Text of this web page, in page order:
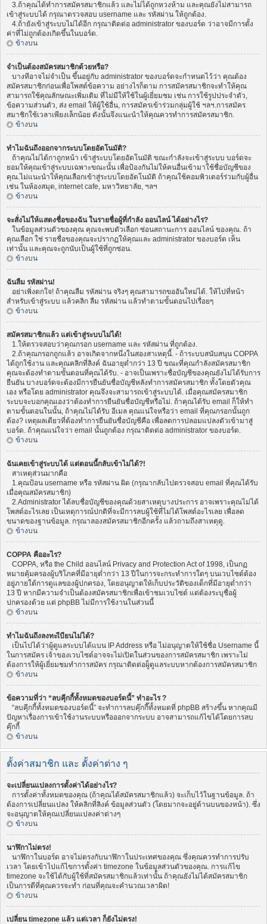
3.ถ้าคุณได้ทำการสมัครสมาชิกแล้ว และไม่ได้ถูกหวงห้าม และคุณยังไม่สามารถ
เข้าสู่ระบบได้ กรุณาตรวจสอบ username และ รหัสผ่าน ให้ถูกต้อง.
4.ถ้ายังเข้าสู่ระบบไม่ได้อีก กรุณาติดต่อ administrator ของบอร์ด ว่าอาจมีการตั้ง
ค่าที่ไม่ถูกต้องเกิดขึ้นในบอร์ด.
ข้างบน
จำเป็นต้องสมัครสมาชิกด้วยหรือ?
บางทีอาจไม่จำเป็น ขึ้นอยู่กับ administrator ของบอร์ดจะกำหนดไว้ว่า คุณต้อง
สมัครสมาชิกก่อนเพื่อโพสต์ข้อความ อย่างไรก็ตาม การสมัครสมาชิกจะทำให้คุณ
สามารถใช้คุณลักษณะเพิ่มเติม ที่ไม่มีให้ใช้ในผู้เยี่ยมชม เช่น การใช้รูปประจำตัว,
ข้อความส่วนตัว, ส่ง email ให้ผู้ใช้อื่น, การสมัครเข้าร่วมกลุ่มผู้ใช้ ฯลฯ.การสมัคร
สมาชิกใช้เวลาเพียงเล็กน้อย ดังนั้นจึงแนะนำให้คุณควรทำการสมัครสมาชิก.
ข้างบน
ทำไมฉันถึงออกจากระบบโดยอัตโนมัติ?
ถ้าคุณไม่ได้กาถูกหน้า เข้าสู่ระบบโดยอัตโนมัติ ขณะกำลังจะเข้าสู่ระบบ บอร์ดจะ
ยอมให้คุณเข้าสู่ระบบเฉพาะขณะนั้น เพื่อป้องกันไม่ให้คนอื่นเข้ามาใช้ชื่อบัญชีของ
คุณ.ไม่แนะนำให้คุณเลือกเข้าสู่ระบบโดยอัตโนมัติ ถ้าคุณใช้คอมพิวเตอร์ร่วมกับผู้อื่น
เช่น ในห้องสมุด, internet cafe, มหาวิทยาลัย, ฯลฯ
ข้างบน
จะสั่งไม่ให้แสดงชื่อของฉัน ในรายชื่อผู้ที่กำลัง ออนไลน์ ได้อย่างไร?
ในข้อมูลส่วนตัวของคุณ คุณจะพบตัวเลือก ซ่อนสถานะการ ออนไลน์ ของคุณ. ถ้า
คุณเลือก ใช่ รายชื่อของคุณจะปรากฏให้คุณและ administrator ของบอร์ด เห็น
เท่านั้น และคุณจะถูกนับเป็นผู้ใช้ที่ถูกซ่อน.
ข้างบน
ฉันลืม รหัสผ่าน!
อย่าเพิ่งตกใจ! ถ้าคุณลืม รหัสผ่าน จริงๆ คุณสามารถขออันใหม่ได้. ให้ไปที่หน้า
สำหรับเข้าสู่ระบบ แล้วคลิก ลืม รหัสผ่าน แล้วทำตามขั้นตอนไปเรื่อยๆ
ข้างบน
สมัครสมาชิกแล้ว แต่เข้าสู่ระบบไม่ได้!
1.ให้ตรวจสอบว่าคุณกรอก username และ รหัสผ่าน ที่ถูกต้อง.
2.ถ้าคุณกรอกถูกแล้ว อาจเกิดจากหนึ่งในสองสาเหตุนี้. - ถ้าระบบสนับสนุน COPPA
ได้ถูกใช้งาน และคุณคลิกที่ลิงค์ ฉันอายุต่ำกว่า 13 ปี ขณะที่คุณกำลังสมัครสมาชิก
คุณจะต้องทำตามขั้นตอนที่คุณได้รับ. - อาจเป็นเพราะชื่อบัญชีของคุณยังไม่ได้รับการ
ยืนยัน บางบอร์ดจะต้องมีการยืนยันชื่อบัญชีหลังทำการสมัครสมาชิก ทั้งโดยตัวคุณ
เอง หรือโดย administrator คุณจึงจะสามารถเข้าสู่ระบบได้. เมื่อคุณสมัครสมาชิก
ระบบจะบอกคุณเองว่าต้องทำการยืนยันชื่อบัญชีหรือไม่. ถ้าคุณได้รับ email ก็ให้ทำ
ตามขั้นตอนในนั้น, ถ้าคุณไม่ได้รับ อีเมล คุณแน่ใจหรือว่า email ที่คุณกรอกนั้นถูก
ต้อง? เหตุผลเดียวที่ต้องทำการยืนยันชื่อบัญชีคือ เพื่อลดการปลอมแปลงตัวเข้ามาสู่
บอร์ด. ถ้าคุณแน่ใจว่า email นั้นถูกต้อง กรุณาติดต่อ administrator ของบอร์ด.
ข้างบน
ฉันเคยเข้าสู่ระบบได้ แต่ตอนนี้กลับเข้าไม่ได้?!
สาเหตุส่วนมากคือ
1.คุณป้อน username หรือ รหัสผ่าน ผิด (กรุณากลับไปตรวจสอบ email ที่คุณได้รับ
เมื่อคุณสมัครสมาชิก)
2.Administrator ได้ลบชื่อบัญชีของคุณด้วยสาเหตุบางประการ อาจเพราะคุณไม่ได้
โพสต์อะไรเลย เป็นเหตุการณ์ปกติที่จะมีการลบผู้ใช้ที่ไม่ได้โพสต์อะไรเลย เพื่อลด
ขนาดของฐานข้อมูล. กรุณาลองสมัครสมาชิกอีกครั้ง แล้วถามถึงสาเหตุดู.
ข้างบน
COPPA คืออะไร?
COPPA, หรือ the Child ออนไลน์ Privacy and Protection Act of 1998, เป็นกฏ
หมายคุ้มครองผู้บริโภคที่มีอายุต่ำกว่า 13 ปีในการจะกระทำการใดๆ บนเวบไซต์ต้อง
อยู่ภายใต้การดูแลของผู้ปกครอง, โดยอนุญาตให้เก็บประวัติของเด็กที่มีอายุต่ำกว่า
13 ปี หากมีความจำเป็นต้องสมัครสมาชิกเพื่อเข้าชมเวบไซต์ แต่ต้องระบุชื่อผู้
ปกครองด้วย แต่ phpBB ไม่มีการใช้งานในส่วนนี้
ข้างบน
ทำไมฉันถึงลงทะเีบียนไม่ได้?
เป็นไปได้ว่าผู้ดูแลระบบได้แบน IP Address หรือ ไม่อนุญาตให้ใช้ชื่อ Username นี้
ในการสมัคร เจ้าของเวบไซต์อาจจะไม่เปิดในส่วนของการสมัครสมาชิก เพราะไม่
ต้องการให้ผู้เยี่ยมชมทำการสมัคร กรุณาติดต่อผู็ดูแลระบบหากต้องการสมัครสมาชิก
ข้างบน
ข้อความที่ว่า “ลบคุีกกี้ทั้งหมดของบอร์ดนี้” ทำอะไร ?
“ลบคุีกกี้ทั้งหมดของบอร์ดนี้” จะทำการลบคุ๊กกี๊ทั้งหมดที่ phpBB สร้างขึ้น หากคุณมี
ปัญหาเรื่องการเข้าใช้งานระบบหรือออกจากระบบ อาจสามารถแก้ไขได้โดยการลบ
คุ๊กกี้
ข้างบน
ตั้งค่าสมาชิก และ ตั้งค่าต่าง ๆ
จะเปลี่ยนแปลงการตั้งค่าได้อย่างไร?
การตั้งค่าทั้งหมดของคุณ (ถ้าคุณได้สมัครสมาชิกแล้ว) จะเก็บไว้ในฐานข้อมูล. ถ้า
ต้องการเปลี่ยนแปลง ให้คลิกที่ลิงค์ ข้อมูลส่วนตัว (โดยมากจะอยู่ด้านบนของหน้า). ซึ่ง
จะอนุญาตให้คุณเปลี่ยนแปลงค่าต่างๆ
ข้างบน
นาฬิกาไม่ตรง!
นาฬิกาในบอร์ด อาจไม่ตรงกับนาฬิกาในประเทศของคุณ ซึ่งคุณควรทำการปรับ
เวลา โดยเข้าไปแก้ไขการตั้งค่า timezone ในข้อมูลส่วนตัวของคุณ. การแก้ไข
timezone จะใช้ได้กับผู้ใช้ที่สมัครสมาชิกแล้วเท่านั้น ถ้าคุณยังไม่ได้สมัครสมาชิก
เป็นการดีที่คุณควรจะทำ ก่อนที่คุณจะคำนวณเวลาผิด!
ข้างบน
เปลี่ยน timezone แล้ว แต่เวลา ก็ยังไม่ตรง!